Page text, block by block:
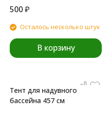
500₽
Осталось несколько штук
В корзину
Тент для надувного
бассейна 457 см